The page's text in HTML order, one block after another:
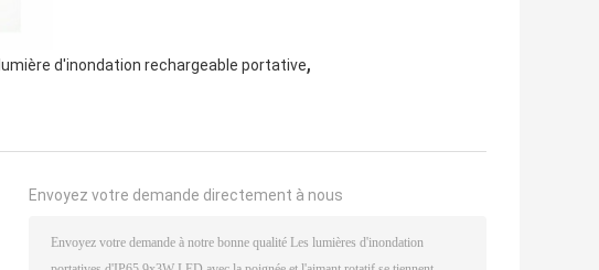
lumière d'inondation rechargeable portative,
Envoyez votre demande directement à nous